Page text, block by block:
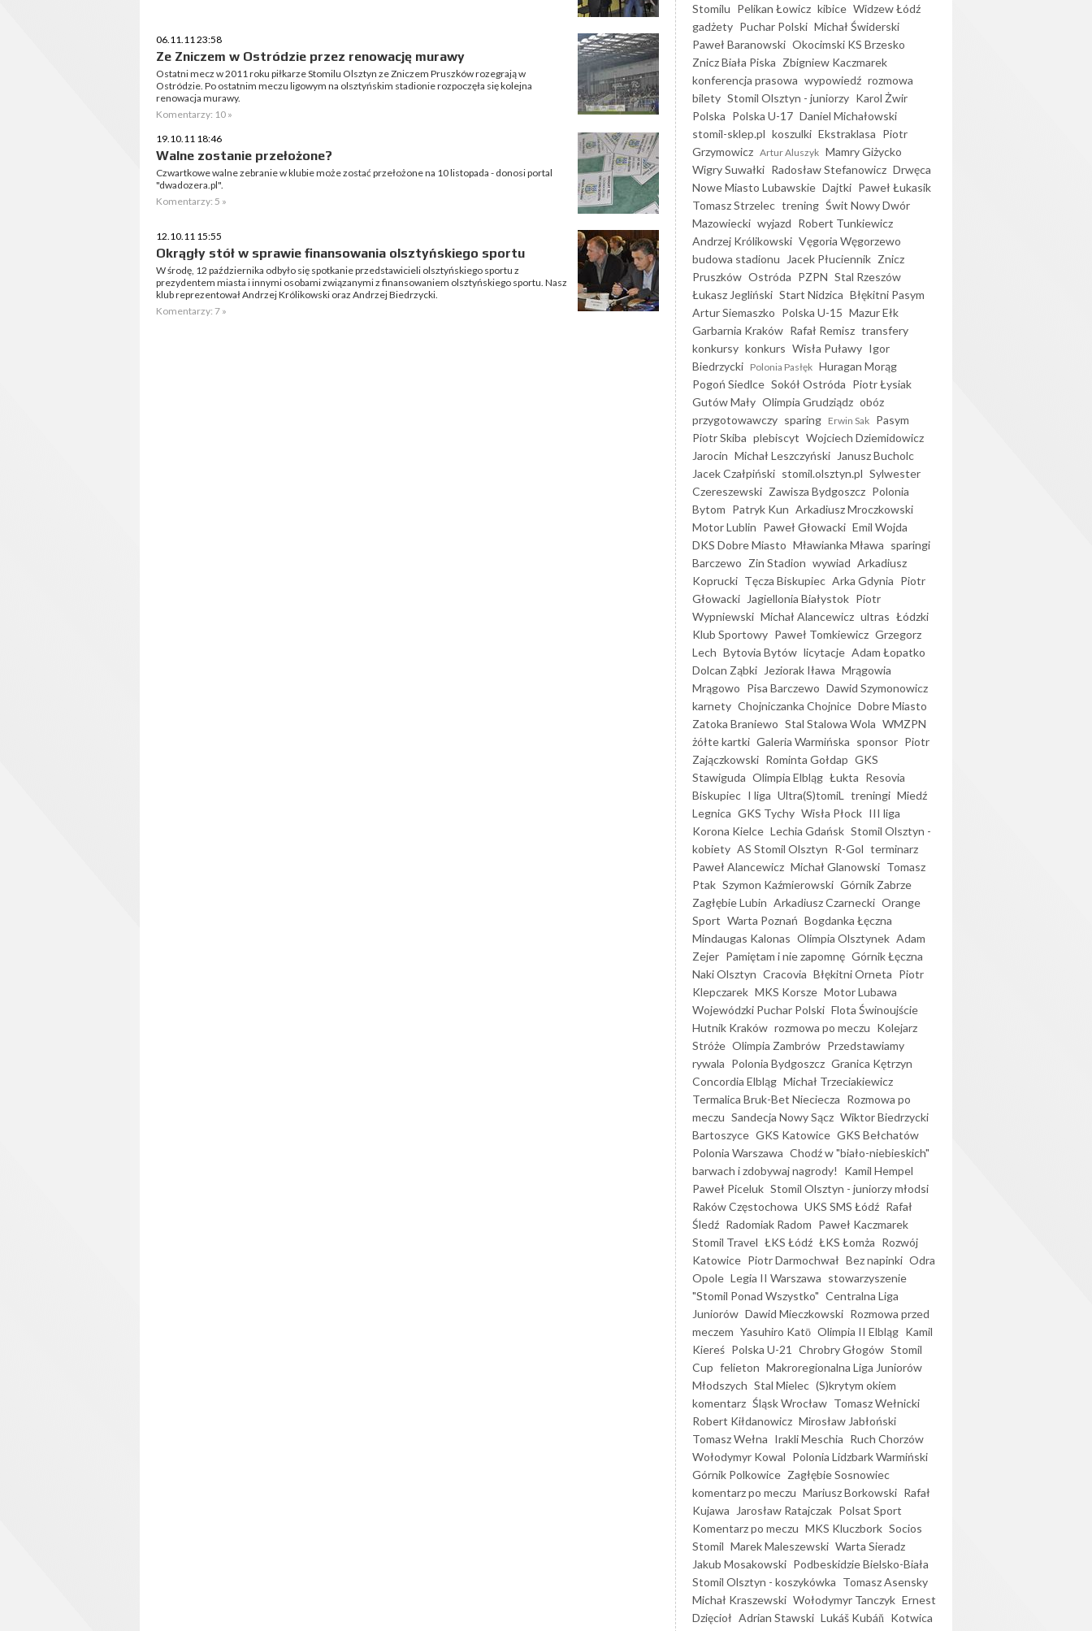
06.11.11 23:58
Ze Zniczem w Ostródzie przez renowację murawy
Ostatni mecz w 2011 roku piłkarze Stomilu Olsztyn ze Zniczem Pruszków rozegrają w
Ostródzie. Po ostatnim meczu ligowym na olsztyńskim stadionie rozpoczęła się kolejna
renowacja murawy.
Komentarzy: 10 »
19.10.11 18:46
Walne zostanie przełożone?
Czwartkowe walne zebranie w klubie może zostać przełożone na 10 listopada - donosi portal
"dwadozera.pl".
Komentarzy: 5 »
12.10.11 15:55
Okrągły stół w sprawie finansowania olsztyńskiego sportu
W środę, 12 października odbyło się spotkanie przedstawicieli olsztyńskiego sportu z
prezydentem miasta i innymi osobami związanymi z finansowaniem olsztyńskiego sportu. Nasz
klub reprezentował Andrzej Królikowski oraz Andrzej Biedrzycki.
Komentarzy: 7 »
Stomilu Pelikan Łowicz kibice Widzew Łódź
gadżety Puchar Polski Michał Świderski
Paweł Baranowski Okocimski KS Brzesko
Znicz Biała Piska Zbigniew Kaczmarek
konferencja prasowa wypowiedź rozmowa
bilety Stomil Olsztyn - juniorzy Karol Żwir
Polska Polska U-17 Daniel Michałowski
stomil-sklep.pl koszulki Ekstraklasa Piotr
Grzymowicz Artur Aluszyk Mamry Giżycko
Wigry Suwałki Radosław Stefanowicz Drwęca
Nowe Miasto Lubawskie Dajtki Paweł Łukasik
Tomasz Strzelec trening Świt Nowy Dwór
Mazowiecki wyjazd Robert Tunkiewicz
Andrzej Królikowski Vęgoria Węgorzewo
budowa stadionu
Jacek Płuciennik Znicz
Pruszków Ostróda PZPN Stal Rzeszów
Łukasz Jegliński Start Nidzica Błękitni Pasym
Artur Siemaszko Polska U-15 Mazur Ełk
Garbarnia Kraków Rafał Remisz transfery
konkursy konkurs Wisła Puławy Igor
Biedrzycki Polonia Pasłęk Huragan Morąg
Pogoń Siedlce Sokół Ostróda Piotr Łysiak
Gutów Mały Olimpia Grudziądz obóz
przygotowawczy sparing Erwin Sak Pasym
Piotr Skiba plebiscyt Wojciech Dziemidowicz
Jarocin Michał Leszczyński
Janusz Bucholc
Jacek Czałpiński stomil.olsztyn.pl Sylwester
Czereszewski Zawisza Bydgoszcz Polonia
Bytom Patryk Kun Arkadiusz Mroczkowski
Motor Lublin Paweł Głowacki Emil Wojda
DKS Dobre Miasto Mławianka Mława sparingi
Barczewo Zin Stadion wywiad Arkadiusz
Koprucki Tęcza Biskupiec Arka Gdynia Piotr
Głowacki
Jagiellonia Białystok Piotr
Wypniewski Michał Alancewicz ultras Łódzki
Klub Sportowy Paweł Tomkiewicz Grzegorz
Lech Bytovia Bytów licytacje Adam Łopatko
Dolcan Ząbki
Jeziorak Iława Mrągowia
Mrągowo Pisa Barczewo Dawid Szymonowicz
karnety Chojniczanka Chojnice Dobre Miasto
Zatoka Braniewo Stal Stalowa Wola WMZPN
żółte kartki Galeria Warmińska sponsor Piotr
Zajączkowski Rominta Gołdap GKS
Stawiguda Olimpia Elbląg Łukta Resovia
Biskupiec I liga Ultra(S)tomiL treningi Miedź
Legnica GKS Tychy Wisła Płock III liga
Korona Kielce Lechia Gdańsk Stomil Olsztyn -
kobiety AS Stomil Olsztyn R-Gol terminarz
Paweł Alancewicz Michał Glanowski Tomasz
Ptak Szymon Kaźmierowski Górnik Zabrze
Zagłębie Lubin Arkadiusz Czarnecki Orange
Sport Warta Poznań Bogdanka Łęczna
Mindaugas Kalonas Olimpia Olsztynek Adam
Zejer Pamiętam i nie zapomnę Górnik Łęczna
Naki Olsztyn Cracovia Błękitni Orneta Piotr
Klepczarek MKS Korsze Motor Lubawa
Wojewódzki Puchar Polski Flota Świnoujście
Hutnik Kraków rozmowa po meczu Kolejarz
Stróże Olimpia Zambrów Przedstawiamy
rywala Polonia Bydgoszcz Granica Kętrzyn
Concordia Elbląg Michał Trzeciakiewicz
Termalica Bruk-Bet Nieciecza Rozmowa po
meczu Sandecja Nowy Sącz Wiktor Biedrzycki
Bartoszyce GKS Katowice GKS Bełchatów
Polonia Warszawa Chodź w "biało-niebieskich"
barwach i zdobywaj nagrody!
Kamil Hempel
Paweł Piceluk Stomil Olsztyn - juniorzy młodsi
Raków Częstochowa UKS SMS Łódź Rafał
Śledź Radomiak Radom Paweł Kaczmarek
Stomil Travel ŁKS Łódź ŁKS Łomża Rozwój
Katowice Piotr Darmochwał Bez napinki Odra
Opole Legia II Warszawa stowarzyszenie
"Stomil Ponad Wszystko" Centralna Liga
Juniorów Dawid Mieczkowski Rozmowa przed
meczem Yasuhiro Katō Olimpia II Elbląg Kamil
Kiereś Polska U-21 Chrobry Głogów Stomil
Cup felieton Makroregionalna Liga Juniorów
Młodszych Stal Mielec (S)krytym okiem
komentarz Śląsk Wrocław Tomasz Wełnicki
Robert Kiłdanowicz Mirosław Jabłoński
Tomasz Wełna Irakli Meschia Ruch Chorzów
Wołodymyr Kowal Polonia Lidzbark Warmiński
Górnik Polkowice Zagłębie Sosnowiec
komentarz po meczu Mariusz Borkowski Rafał
Kujawa
Jarosław Ratajczak Polsat Sport
Komentarz po meczu MKS Kluczbork Socios
Stomil Marek Maleszewski Warta Sieradz
Jakub Mosakowski Podbeskidzie Bielsko-Biała
Stomil Olsztyn - koszykówka Tomasz Asensky
Michał Kraszewski Wołodymyr Tanczyk Ernest
Dzięcioł Adrian Stawski Lukáš Kubáň Kotwica